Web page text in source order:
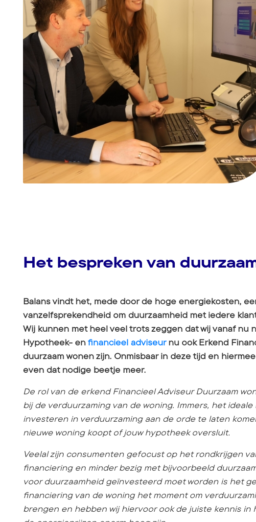
Het bespreken van
Balans vindt het, mede door de hoge energiekosten,
vanzelfsprekendheid om duurzaamheid met iedere
Wij kunnen met heel veel trots zeggen dat wij vanaf nu
Hypotheek- enfinancieel adviseurnu ook Erkend
duurzaam wonen zijn. Onmisbaar in deze tijd en
even dat nodige beetje meer.
De rol van de erkend Financieel Adviseur Duurzaam
bij de verduurzaming van de woning. Immers, het ideale
investeren in verduurzaming aan de orde te laten
nieuwe woning koopt of jouw hypotheek oversluit.
Veelal zijn consumenten gefocust op het rondkrijgen
financiering en minder bezig met bijvoorbeeld
voor duurzaamheid geïnvesteerd moet worden is het
financiering van de woning het moment om
brengen en hebben wij hiervoor ook de juiste kennis in